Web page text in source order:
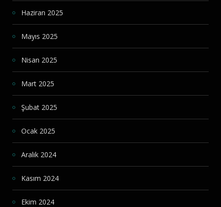
Haziran 2025
Mayıs 2025
Nisan 2025
Mart 2025
Şubat 2025
Ocak 2025
Aralık 2024
Kasım 2024
Ekim 2024